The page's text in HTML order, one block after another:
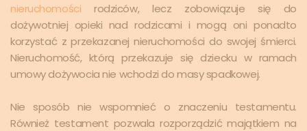
nieruchomości rodziców, lecz zobowiązuje się do
dożywotniej opieki nad rodzicami i mogą oni ponadto
korzystać z przekazanej nieruchomości do swojej śmierci.
Nieruchomość, którą przekazuje się dziecku w ramach
umowy dożywocia nie wchodzi do masy spadkowej.
Nie sposób nie wspomnieć o znaczeniu testamentu.
Również testament pozwala rozporządzić majątkiem na